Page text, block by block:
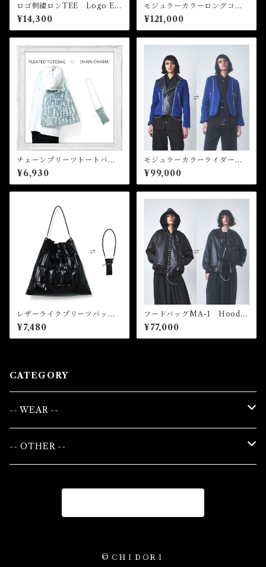
ロゴ刺繍ロンTEE Logo Em
broidery Long Sleeve Tee
¥14,300
モジュラーカラーロングコー
ト Modular Collar Long
Coat
¥121,000
チェーンプリーツトートバッ
グ Chain pleated tote bag
¥6,930
モジュラーカラーライダース
ジャケット Modular Collar
Rider Jacket
¥99,000
レザーライクプリーツバッ
グ Leather Like Pleated B
ag
¥7,480
フードバッグMA-1 Hoode
d Bag MA-1
¥77,000
CATEGORY
-- WEAR --
WOMAN
-- OTHER --
© ＣＨＩＤＯＲＩ